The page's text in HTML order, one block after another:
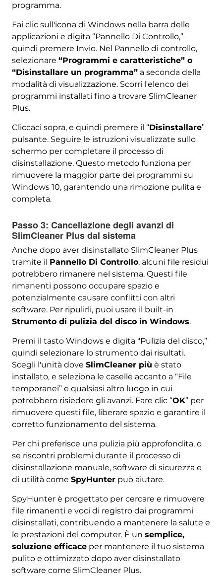
programma.
Fai clic sull'icona di Windows nella barra delle
applicazioni e digita “Pannello Di Controllo,”
quindi premere Invio. Nel Pannello di controllo,
selezionare “Programmi e caratteristiche” o
“Disinstallare un programma”a seconda della
modalità di visualizzazione. Scorri l'elenco dei
programmi installati fino a trovare SlimCleaner
Plus.
Cliccaci sopra, e quindi premere il “Disinstallare”
pulsante. Seguire le istruzioni visualizzate sullo
schermo per completare il processo di
disinstallazione. Questo metodo funziona per
rimuovere la maggior parte dei programmi su
Windows 10, garantendo una rimozione pulita e
completa.
Passo 3: Cancellazione degli avanzi di
SlimCleaner Plus dal sistema
Anche dopo aver disinstallato SlimCleaner Plus
tramite il Pannello Di Controllo, alcuni file residui
potrebbero rimanere nel sistema. Questi file
rimanenti possono occupare spazio e
potenzialmente causare conflitti con altri
software. Per ripulirli, puoi usare il built-in
Strumento di pulizia del disco in Windows.
Premi il tasto Windows e digita “Pulizia del disco,”
quindi selezionare lo strumento dai risultati.
Scegli l'unità dove SlimCleaner più è stato
installato, e seleziona le caselle accanto a “File
temporanei” e qualsiasi altro luogo in cui
potrebbero risiedere gli avanzi. Fare clic “OK” per
rimuovere questi file, liberare spazio e garantire il
corretto funzionamento del sistema.
Per chi preferisce una pulizia più approfondita, o
se riscontri problemi durante il processo di
disinstallazione manuale, software di sicurezza e
di utilità come SpyHunterpuò aiutare.
SpyHunter è progettato per cercare e rimuovere
file rimanenti e voci di registro dai programmi
disinstallati, contribuendo a mantenere la salute e
le prestazioni del computer. È un semplice,
soluzione efficaceper mantenere il tuo sistema
pulito e ottimizzato dopo aver disinstallato
software come SlimCleaner Plus.